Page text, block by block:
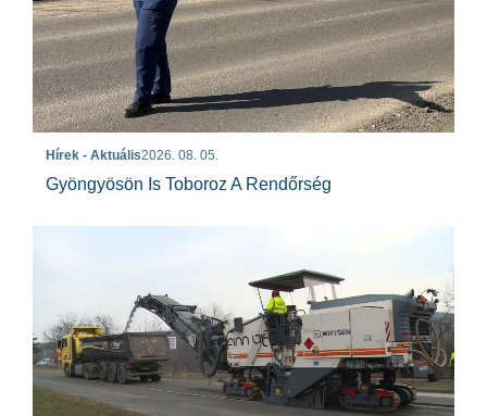
Hírek - Aktuális2026. 08. 05.
Gyöngyösön Is Toboroz A Rendőrség